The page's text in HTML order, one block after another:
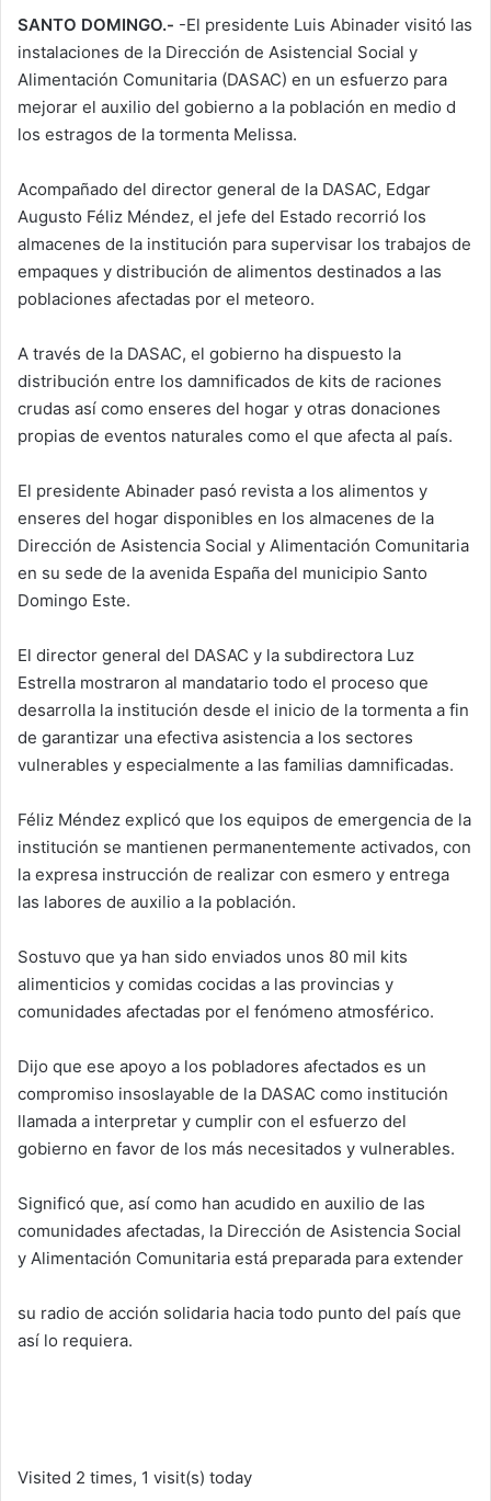
SANTO DOMINGO.- -El presidente Luis Abinader visitó las
instalaciones de la Dirección de Asistencial Social y
Alimentación Comunitaria (DASAC) en un esfuerzo para
mejorar el auxilio del gobierno a la población en medio d
los estragos de la tormenta Melissa.
Acompañado del director general de la DASAC, Edgar
Augusto Féliz Méndez, el jefe del Estado recorrió los
almacenes de la institución para supervisar los trabajos de
empaques y distribución de alimentos destinados a las
poblaciones afectadas por el meteoro.
A través de la DASAC, el gobierno ha dispuesto la
distribución entre los damnificados de kits de raciones
crudas así como enseres del hogar y otras donaciones
propias de eventos naturales como el que afecta al país.
El presidente Abinader pasó revista a los alimentos y
enseres del hogar disponibles en los almacenes de la
Dirección de Asistencia Social y Alimentación Comunitaria
en su sede de la avenida España del municipio Santo
Domingo Este.
El director general del DASAC y la subdirectora Luz
Estrella mostraron al mandatario todo el proceso que
desarrolla la institución desde el inicio de la tormenta a fin
de garantizar una efectiva asistencia a los sectores
vulnerables y especialmente a las familias damnificadas.
Féliz Méndez explicó que los equipos de emergencia de la
institución se mantienen permanentemente activados, con
la expresa instrucción de realizar con esmero y entrega
las labores de auxilio a la población.
Sostuvo que ya han sido enviados unos 80 mil kits
alimenticios y comidas cocidas a las provincias y
comunidades afectadas por el fenómeno atmosférico.
Dijo que ese apoyo a los pobladores afectados es un
compromiso insoslayable de la DASAC como institución
llamada a interpretar y cumplir con el esfuerzo del
gobierno en favor de los más necesitados y vulnerables.
Significó que, así como han acudido en auxilio de las
comunidades afectadas, la Dirección de Asistencia Social
y Alimentación Comunitaria está preparada para extender
su radio de acción solidaria hacia todo punto del país que
así lo requiera.
Visited 2 times, 1 visit(s) today